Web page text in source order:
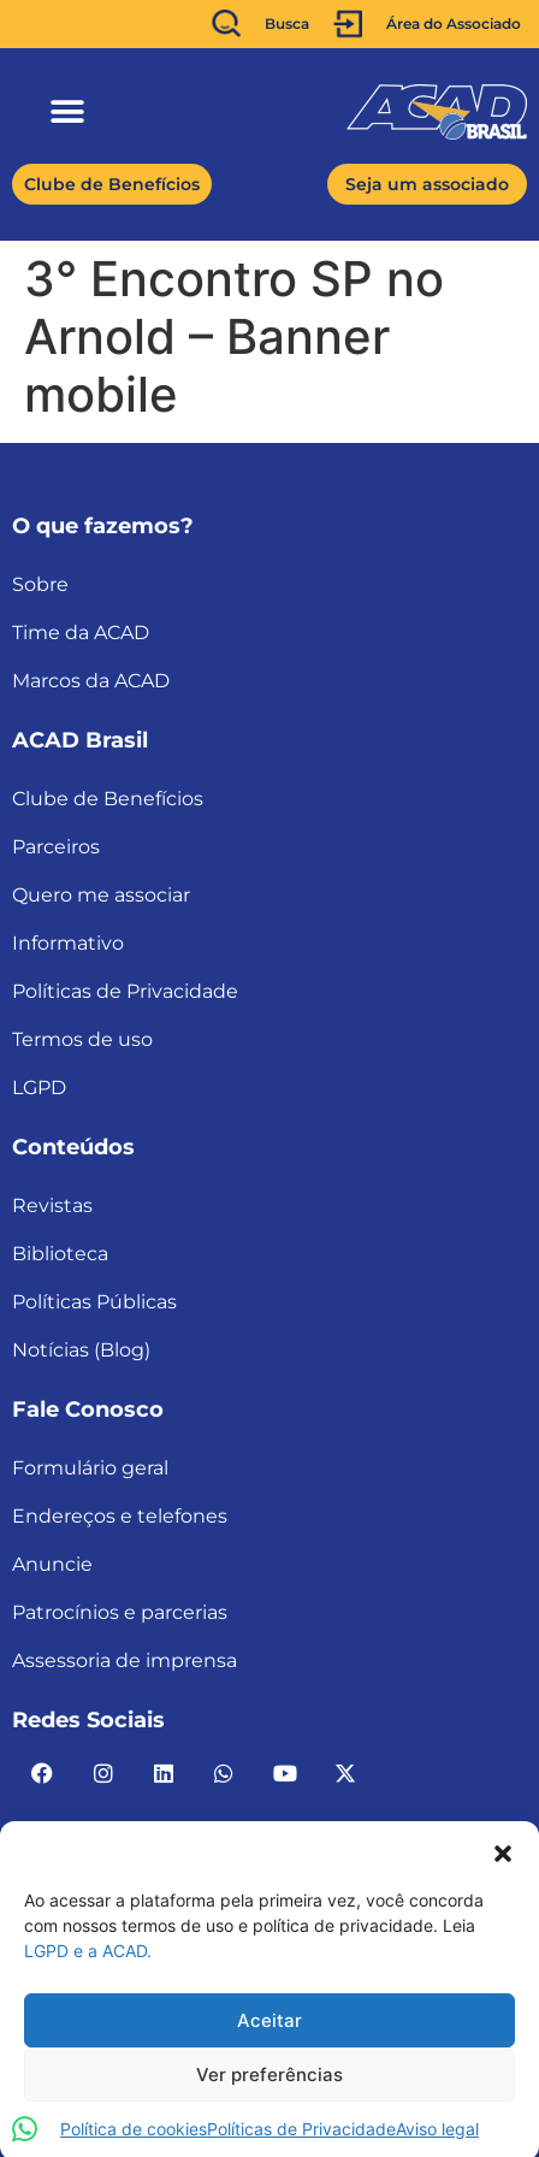
Ao acessar a plataforma pela primeira vez, você concorda
com nossos termos de uso e política de privacidade. Leia
LGPD e a ACAD.
Aceitar
Ver preferências
Política de cookiesPolíticas de PrivacidadeAviso legal
Busca Área do Associado
Clube de Benefícios Seja um associado
3° Encontro SP no
Arnold – Banner
mobile
O que fazemos?
Sobre
Time da ACAD
Marcos da ACAD
ACAD Brasil
Clube de Benefícios
Parceiros
Quero me associar
Informativo
Políticas de Privacidade
Termos de uso
LGPD
Conteúdos
Revistas
Biblioteca
Políticas Públicas
Notícias (Blog)
Fale Conosco
Formulário geral
Endereços e telefones
Anuncie
Patrocínios e parcerias
Assessoria de imprensa
Redes Sociais
ACAD BRASIL – ASSOCIAÇÃO BRASILEIRA DE